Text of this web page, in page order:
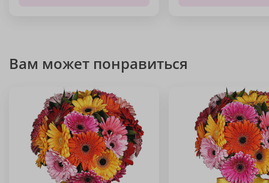
Вам может понравиться